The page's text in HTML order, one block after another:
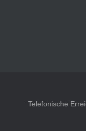
Telefonische